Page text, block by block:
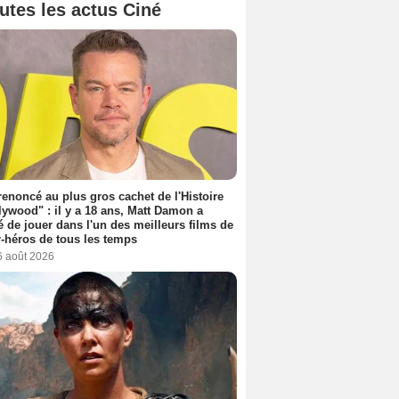
les actus Ciné
au plus gros cachet de l'Histoire
: il y a 18 ans, Matt Damon a
de jouer dans l'un des meilleurs films de
héros de tous les temps
août 2026